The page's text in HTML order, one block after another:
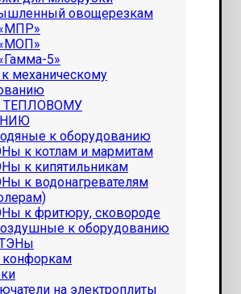
овощерезкам
5»
механическому
ТЕПЛОВОМУ
к оборудованию
к котлам и мармитам
к кипятильникам
к водонагревателям
к фритюру, сковороде
к оборудованию
ТЭНы
на электроплиты